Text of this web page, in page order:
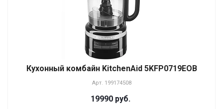
Кухонный комбайн KitchenAid 5KFP0719EOB
Арт. 199174508
19990 руб.